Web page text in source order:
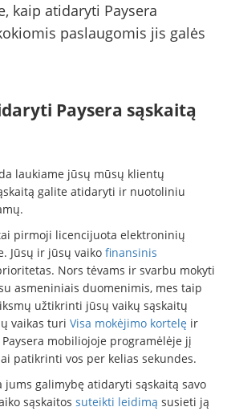
kaip atidaryti Paysera
paslaugomis jis galės
Paysera sąskaitą
laukiame jūsų mūsų klientų
galite atidaryti ir nuotoliniu
pirmoji licencijuota elektroninių
Jūsų ir jūsų vaiko finansinis
Nors tėvams ir svarbu mokyti
asmeniniais duomenimis, mes taip
užtikrinti jūsų vaikų sąskaitų
vaikas turi Visa mokėjimo kortelę ir
mobiliojoje programėlėje jį
patikrinti vos per kelias sekundes.
jums galimybę atidaryti sąskaitą savo
sąskaitos suteikti leidimą susieti ją